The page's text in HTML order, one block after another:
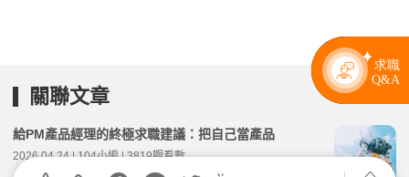
關聯文章
給PM產品經理的終極求職建議：把自己當產品
2026.04.24 | 104小編 | 3819觀看數